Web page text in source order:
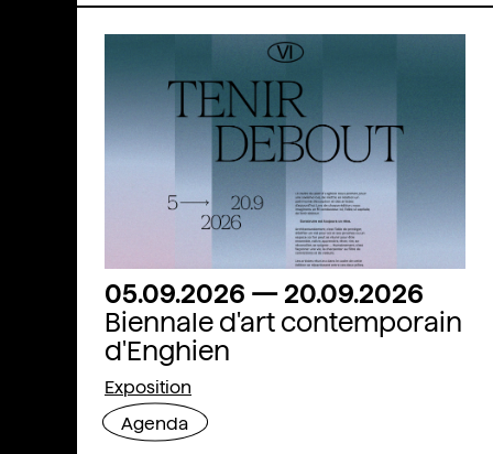
05.09.2026 — 20.09.2026
Biennale d'art contemporain
d'Enghien
Exposition
Agenda